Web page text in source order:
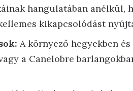
hangulatában anélkül,
kikapcsolódást
A környező hegyekben
a Canelobre